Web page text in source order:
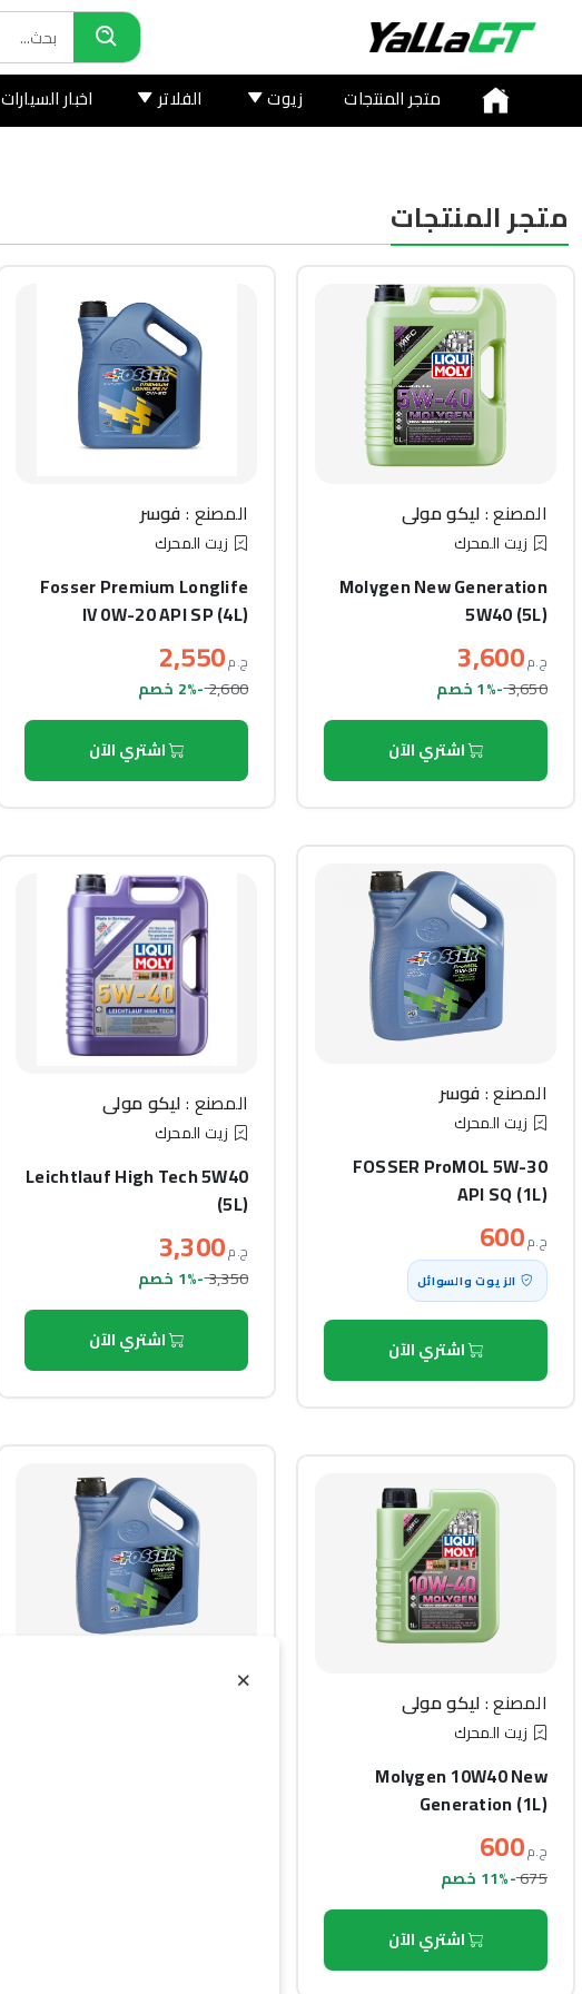
متجر المنتجات زيوت الفلاتر اخبار السيارات
×
متجر المنتجات
المصنع :ليكو مولي
زيت المحرك
Molygen New Generation
5W40 (5L)
ج.م3,600
3,650-1% خصم
اشتري الآن
المصنع :فوسر
زيت المحرك
Fosser Premium Longlife
IV 0W-20 API SP (4L)
ج.م2,550
2,600-2% خصم
اشتري الآن
المصنع :فوسر
زيت المحرك
FOSSER ProMOL 5W-30
API SQ (1L)
ج.م600
الزيوت والسوائل
اشتري الآن
المصنع :ليكو مولي
زيت المحرك
Leichtlauf High Tech 5W40
(5L)
ج.م3,300
3,350-1% خصم
اشتري الآن
المصنع :ليكو مولي
زيت المحرك
Molygen 10W40 New
Generation (1L)
ج.م600
675-11% خصم
اشتري الآن
المصنع :